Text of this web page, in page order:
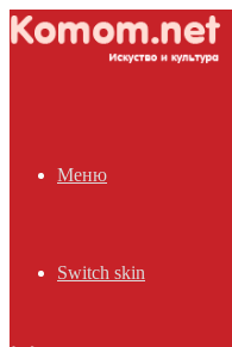
Меню
Switch skin